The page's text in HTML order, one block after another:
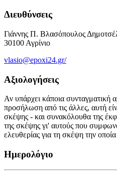
Διευθύνσεις
Γιάννης Π. Βλασόπουλος
30100 Αγρίνιο
vlasio@epoxi24.gr/
Αξιολογήσεις
Αν υπάρχει κάποια συνταγματική
προσήλωση από τις άλλες, αυτή
σκέψης - και συνακόλουθα της
της σκέψης γι' αυτούς που
ελευθερίας για τη σκέψη την
Ημερολόγιο